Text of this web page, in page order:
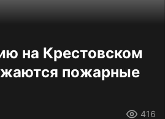
на Крестовском
пожарные
416